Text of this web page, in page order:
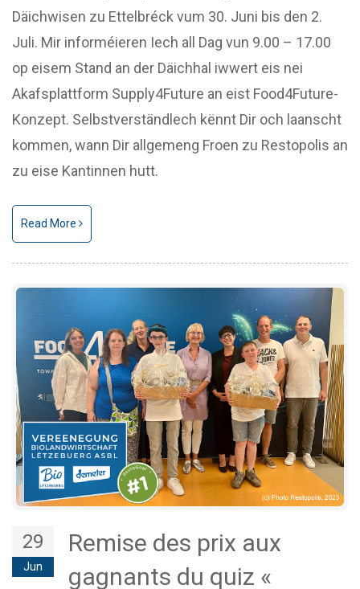
Däichwisen zu Ettelbréck vum 30. Juni bis den 2.
Juli. Mir informéieren Iech all Dag vun 9.00 – 17.00
op eisem Stand an der Däichhal iwwert eis nei
Akafsplattform Supply4Future an eist Food4Future-
Konzept. Selbstverständlech kënnt Dir och laanscht
kommen, wann Dir allgemeng Froen zu Restopolis an
zu eise Kantinnen hutt.
Read More
29
Jun
Remise des prix aux
gagnants du quiz «